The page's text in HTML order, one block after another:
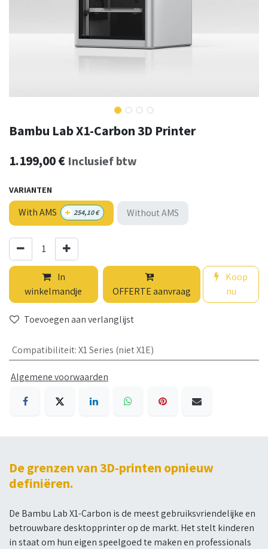
Bambu Lab X1-Carbon 3D Printer
1.199,00€ Inclusief btw
VARIANTEN
With AMS + 254,10€ Without AMS
In
winkelmandje
OFFERTE aanvraag
Koop
nu
Toevoegen aan verlanglijst
Compatibiliteit:X1 Series (niet X1E)
Algemene voorwaarden
De grenzen van 3D-printen opnieuw
definiëren.
De Bambu Lab X1-Carbon is de meest gebruiksvriendelijke en
betrouwbare desktopprinter op de markt. Het stelt kinderen
in staat om hun eigen speelgoed te maken en professionals